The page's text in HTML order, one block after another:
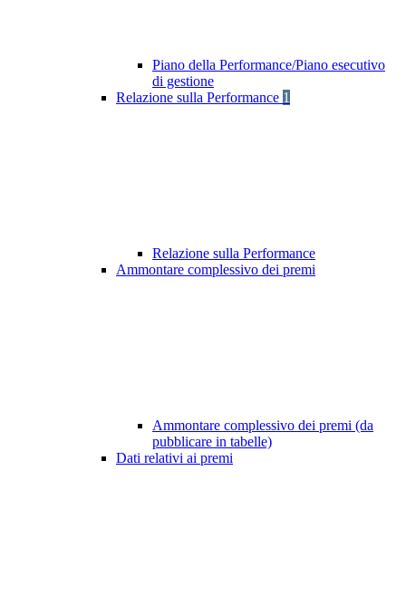
Piano della Performance/Piano esecutivo
di gestione
Relazione sulla Performance 1
Relazione sulla Performance
Ammontare complessivo dei premi
Ammontare complessivo dei premi (da
pubblicare in tabelle)
Dati relativi ai premi